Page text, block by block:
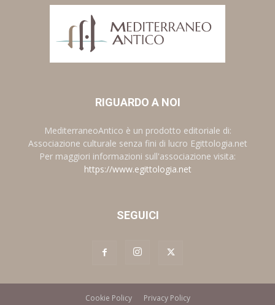
RIGUARDO A NOI
MediterraneoAntico è un prodotto editoriale di:
Associazione culturale senza fini di lucro Egittologia.net
Per maggiori informazioni sull'associazione visita:
https://www.egittologia.net
SEGUICI
Cookie Policy Privacy Policy